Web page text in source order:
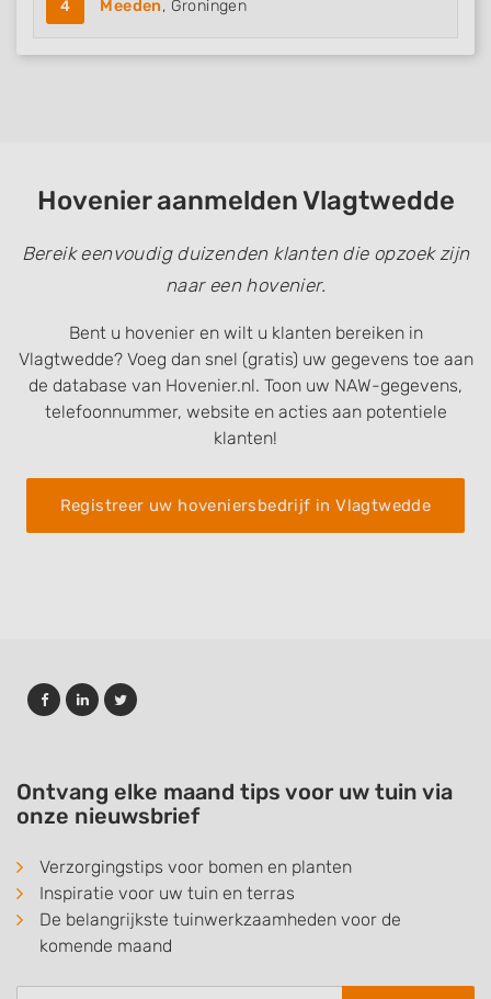
4 Meeden, Groningen
Hovenier aanmelden Vlagtwedde
Bereik eenvoudig duizenden klanten die opzoek zijn
naar een hovenier.
Bent u hovenier en wilt u klanten bereiken in
Vlagtwedde? Voeg dan snel (gratis) uw gegevens toe aan
de database van Hovenier.nl. Toon uw NAW-gegevens,
telefoonnummer, website en acties aan potentiele
klanten!
Registreer uw hoveniersbedrijf in Vlagtwedde
Ontvang elke maand tips voor uw tuin via
onze nieuwsbrief
Verzorgingstips voor bomen en planten
Inspiratie voor uw tuin en terras
De belangrijkste tuinwerkzaamheden voor de
komende maand